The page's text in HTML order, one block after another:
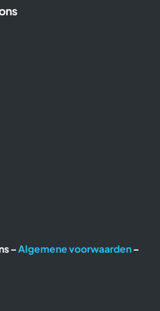
–Algemene voorwaarden–